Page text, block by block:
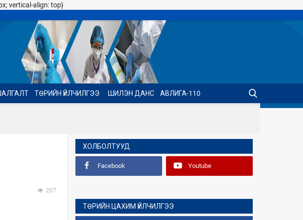
vertical-align: top}
ТӨРИЙН ҮЙЛЧИЛГЭЭ ШИЛЭН ДАНС АВЛИГА-110
207
ХОЛБОЛТУУД
Facebook Youtube
ТӨРИЙН ЦАХИМ ҮЙЛЧИЛГЭЭ